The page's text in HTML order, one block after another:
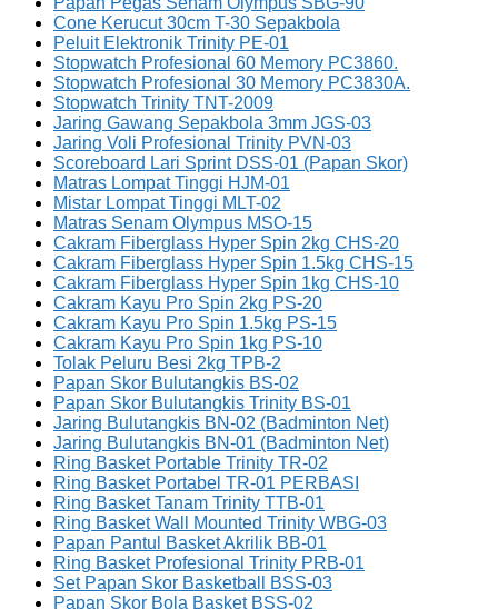
Cone Kerucut 30cm T-30 Sepakbola
Peluit Elektronik Trinity PE-01
Stopwatch Profesional 60 Memory PC3860.
Stopwatch Profesional 30 Memory PC3830A.
Stopwatch Trinity TNT-2009
Jaring Gawang Sepakbola 3mm JGS-03
Jaring Voli Profesional Trinity PVN-03
Scoreboard Lari Sprint DSS-01 (Papan Skor)
Matras Lompat Tinggi HJM-01
Mistar Lompat Tinggi MLT-02
Matras Senam Olympus MSO-15
Cakram Fiberglass Hyper Spin 2kg CHS-20
Cakram Fiberglass Hyper Spin 1.5kg CHS-15
Cakram Fiberglass Hyper Spin 1kg CHS-10
Cakram Kayu Pro Spin 2kg PS-20
Cakram Kayu Pro Spin 1.5kg PS-15
Cakram Kayu Pro Spin 1kg PS-10
Tolak Peluru Besi 2kg TPB-2
Papan Skor Bulutangkis BS-02
Papan Skor Bulutangkis Trinity BS-01
Jaring Bulutangkis BN-02 (Badminton Net)
Jaring Bulutangkis BN-01 (Badminton Net)
Ring Basket Portable Trinity TR-02
Ring Basket Portabel TR-01 PERBASI
Ring Basket Tanam Trinity TTB-01
Ring Basket Wall Mounted Trinity WBG-03
Papan Pantul Basket Akrilik BB-01
Ring Basket Profesional Trinity PRB-01
Set Papan Skor Basketball BSS-03
Papan Skor Bola Basket BSS-02